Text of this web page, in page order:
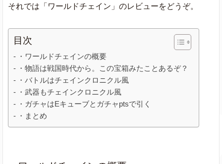
それでは「ワールドチェイン」のレビューをどうぞ。
目次
・ワールドチェインの概要
・物語は戦国時代から。この宝箱みたことあるぞ？
・バトルはチェインクロニクル風
・武器もチェインクロニクル風
・ガチャはEキューブとガチャptsで引く
・まとめ